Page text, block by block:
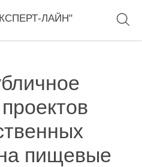
ЛАЙН"
пищевые